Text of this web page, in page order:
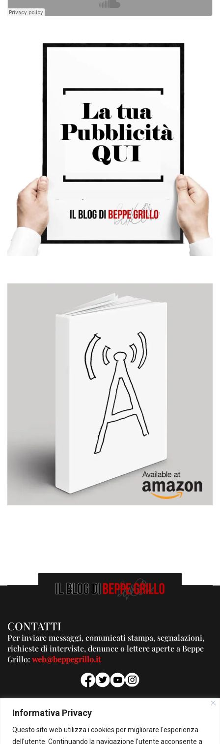
Informativa Privacy
Questo sito web utilizza i cookies per migliorare l'esperienza
dell'utente. Continuando la navigazione l'utente acconsente a
CONTATTI
Per inviare messaggi, comunicati stampa, segnalazioni,
richieste di interviste, denunce o lettere aperte a Beppe
Grillo:web@beppegrillo.it
PUBBLICITA'
Per la tua pubblicità su questo Blog:
pubblicita@beppegrillo.it